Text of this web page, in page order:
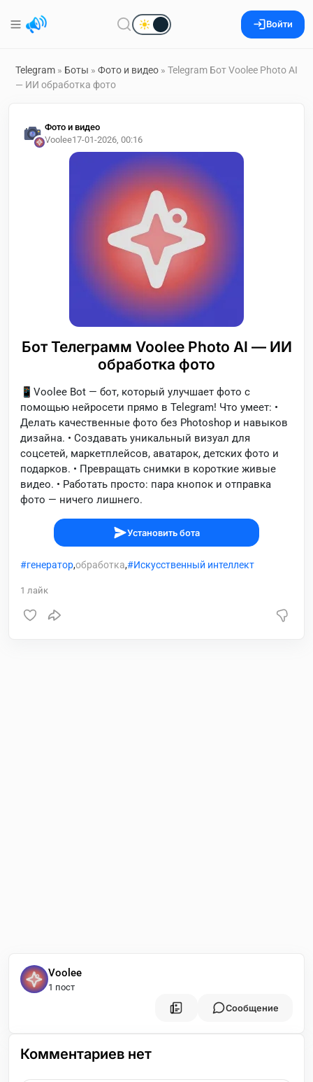
Войти
Telegram » Боты » Фото и видео » Telegram Бот Voolee Photo AI
— ИИ обработка фото
Фото и видео
Voolee17-01-2026, 00:16
Бот Телеграмм Voolee Photo AI — ИИ
обработка фото
📱Voolee Bot — бот, который улучшает фото с
помощью нейросети прямо в Telegram! Что умеет: •
Делать качественные фото без Photoshop и навыков
дизайна. • Создавать уникальный визуал для
соцсетей, маркетплейсов, аватарок, детских фото и
подарков. • Превращать снимки в короткие живые
видео. • Работать просто: пара кнопок и отправка
фото — ничего лишнего.
Установить бота
генератор,обработка, Искусственный интеллект
1 лайк
Voolee
1 пост
Сообщение
Комментариев нет